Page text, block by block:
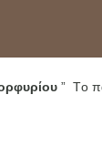
” Tο